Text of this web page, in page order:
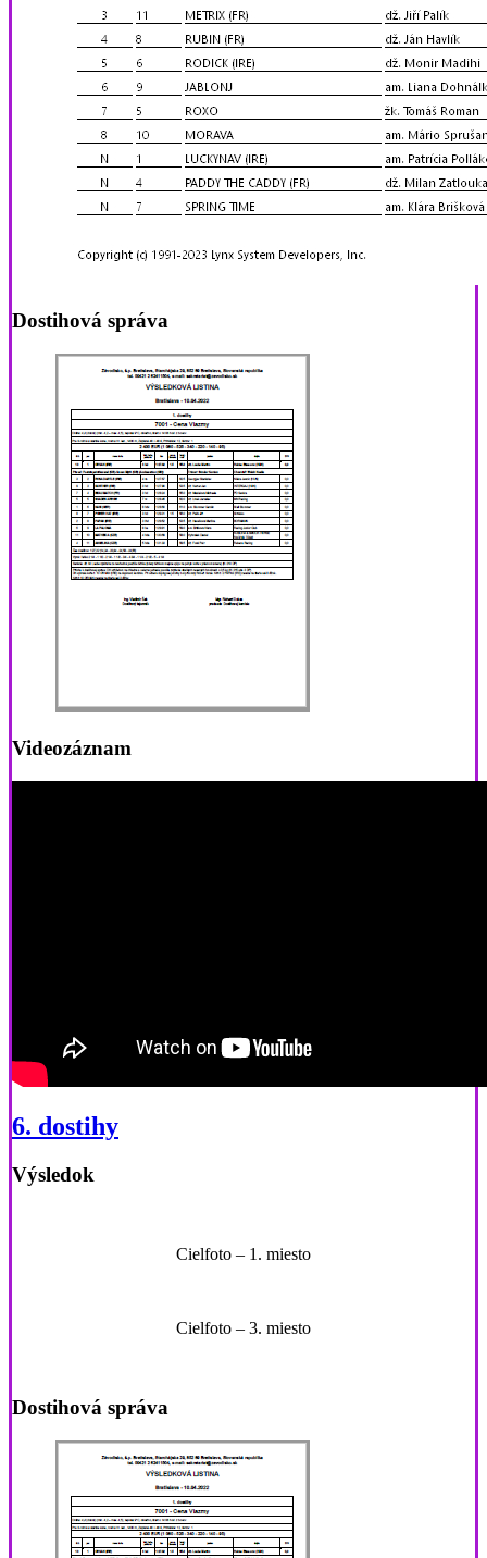
Dostihová správa
Videozáznam
6. dostihy
Výsledok
Cielfoto – 1. miesto
Cielfoto – 3. miesto
Dostihová správa